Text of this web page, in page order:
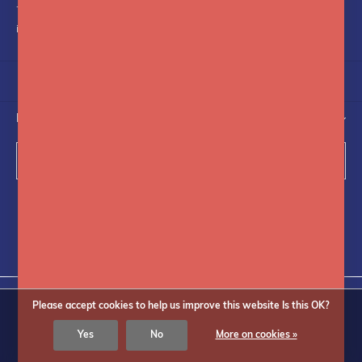
+31(0)75-6841742
info@fotoflits.com
NEWSLETTER
© Copyright Fotoflits
Please accept cookies to help us improve this website Is this OK?
Yes No More on cookies »